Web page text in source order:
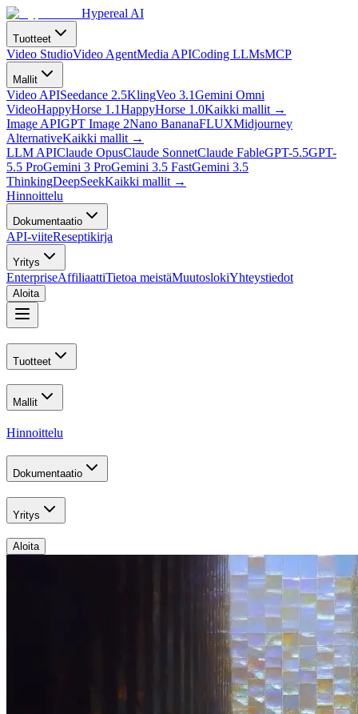
Hypereal AI
Tuotteet
Video StudioVideo AgentMedia APICoding LLMsMCP
Mallit
Video APISeedance 2.5KlingVeo 3.1Gemini Omni
VideoHappyHorse 1.1HappyHorse 1.0Kaikki mallit →
Image APIGPT Image 2Nano BananaFLUXMidjourney
AlternativeKaikki mallit →
LLM APIClaude OpusClaude SonnetClaude FableGPT-5.5GPT-
5.5 ProGemini 3 ProGemini 3.5 FastGemini 3.5
ThinkingDeepSeekKaikki mallit →
Hinnoittelu
Dokumentaatio
API-viiteReseptikirja
Yritys
EnterpriseAffiliaattiTietoa meistäMuutoslokiYhteystiedot
Aloita
Tuotteet
Mallit
Hinnoittelu
Dokumentaatio
Yritys
Aloita